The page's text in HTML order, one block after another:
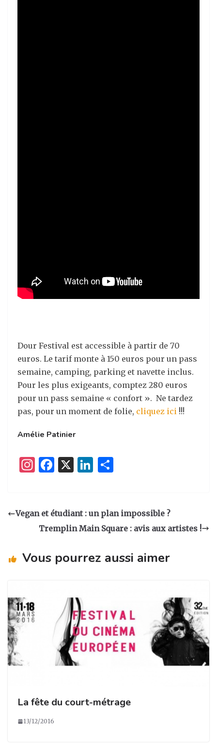
Dour Festival est accessible à partir de 70
euros. Le tarif monte à 150 euros pour un pass
semaine, camping, parking et navette inclus.
Pour les plus exigeants, comptez 280 euros
pour un pass semaine « confort ». Ne tardez
pas, pour un moment de folie, cliquez ici !!!
Amélie Patinier
I
a
g
m
F
e
b
o
X
Li
e
dI
g
er
Vegan et étudiant : un plan impossible ?
Tremplin Main Square : avis aux artistes !
Vous pourrez aussi aimer
La fête du court-métrage
13/12/2016